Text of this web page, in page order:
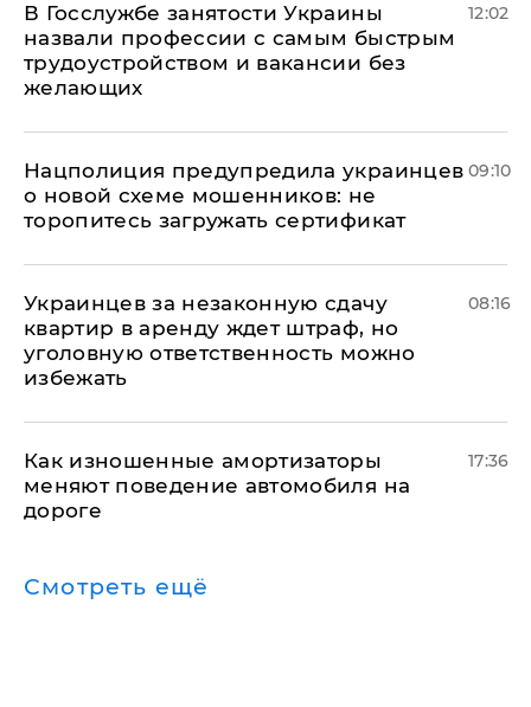
В Госслужбе занятости Украины
назвали профессии с самым быстрым
трудоустройством и вакансии без
желающих
12:02
Нацполиция предупредила украинцев
о новой схеме мошенников: не
торопитесь загружать сертификат
09:10
Украинцев за незаконную сдачу
квартир в аренду ждет штраф, но
уголовную ответственность можно
избежать
08:16
Как изношенные амортизаторы
меняют поведение автомобиля на
дороге
17:36
Смотреть ещё